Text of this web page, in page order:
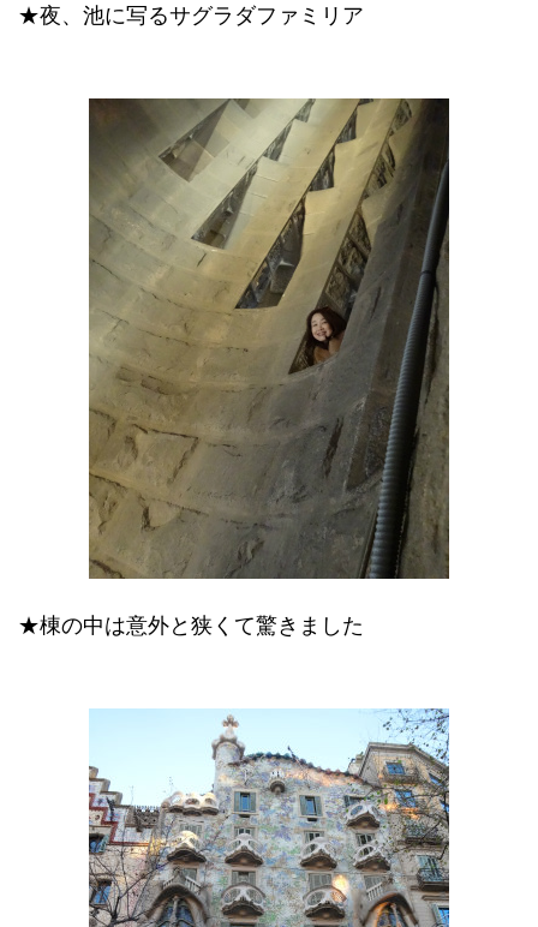
★夜、池に写るサグラダファミリア
★棟の中は意外と狭くて驚きました